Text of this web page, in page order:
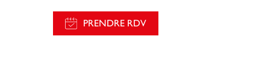
PRENDRE RDV